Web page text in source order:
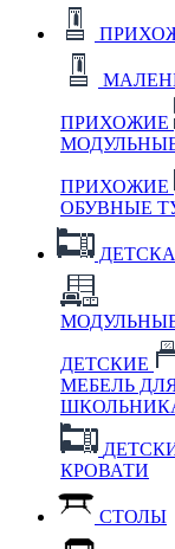
ПРИХОЖИЕ
ПРИХОЖИЕ
ОБУВНЫЕ
ДЕТСКИЕ
МЕБЕЛЬ
КРОВАТИ
СТОЛЫ